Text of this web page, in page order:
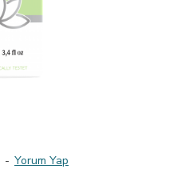
- Yorum Yap